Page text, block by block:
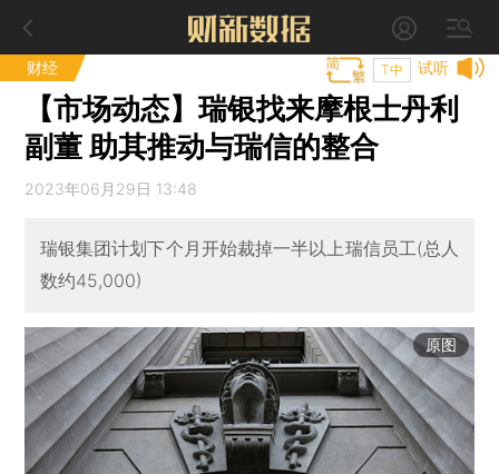
财经 试听
T中
【市场动态】瑞银找来摩根士丹利
副董 助其推动与瑞信的整合
2023年06月29日 13:48
瑞银集团计划下个月开始裁掉一半以上瑞信员工(总人
数约45,000)
原图